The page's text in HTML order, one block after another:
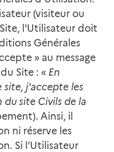
(visiteur ou
l'Utilisateur doit
Générales
» au message
Site : « En
site, j'accepte les
site Civils de la
Ainsi, il
ni réserve les
Si l’Utilisateur